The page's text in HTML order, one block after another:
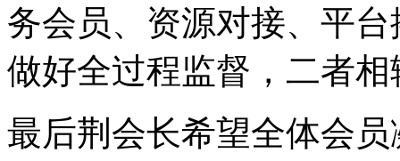
务会员、资源对接、平
做好全过程监督，二者
最后荆会长希望全体会